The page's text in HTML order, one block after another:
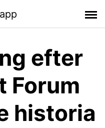
efter
Forum
historia